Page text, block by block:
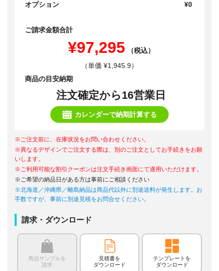
オプション
¥0
ご請求金額合計
¥97,295
（税込）
（単価 ¥1,945.9）
商品の目安納期
注文確定から16営業日
カレンダーで納期計算する
※ご注文前に、在庫状況をお問い合わせください。
※異なるデザインでご注文する際は、別のご注文としてお手続きをお願
いします。
※ご利用可能な割引クーポンは注文手続き画面にて適用いただけます。
※ご希望の納品日がある方は事前にご相談ください
※北海道／沖縄県／離島納品は商品代以外に別途送料が発生します。お
手数ですが、事前に別途見積をお問合せください。
請求・ダウンロード
商品サンプルを
請求
見積書を
ダウンロード
テンプレートを
ダウンロード